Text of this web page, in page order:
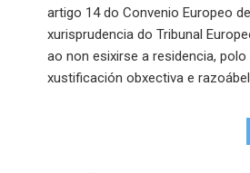
artigo 14 do Convenio Europeo
xurisprudencia do Tribunal
ao non esixirse a residencia,
xustificación obxectiva e